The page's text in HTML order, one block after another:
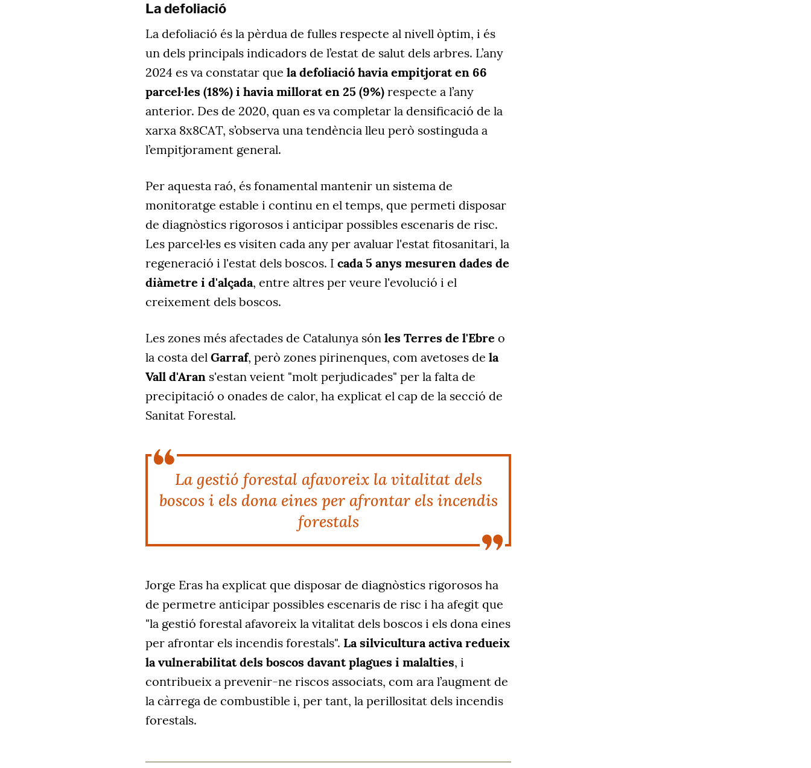
La defoliació
La defoliació és la pèrdua de fulles respecte al nivell òptim, i és
un dels principals indicadors de l’estat de salut dels arbres. L’any
2024 es va constatar que la defoliació havia empitjorat en 66
parcel·les (18%) i havia millorat en 25 (9%) respecte a l’any
anterior. Des de 2020, quan es va completar la densificació de la
xarxa 8x8CAT, s’observa una tendència lleu però sostinguda a
l’empitjorament general.
Per aquesta raó, és fonamental mantenir un sistema de
monitoratge estable i continu en el temps, que permeti disposar
de diagnòstics rigorosos i anticipar possibles escenaris de risc.
Les parcel·les es visiten cada any per avaluar l'estat fitosanitari, la
regeneració i l'estat dels boscos. I cada 5 anys mesuren dades de
diàmetre i d'alçada, entre altres per veure l'evolució i el
creixement dels boscos.
Les zones més afectades de Catalunya són les Terres de l'Ebre o
la costa del Garraf, però zones pirinenques, com avetoses de la
Vall d'Aran s'estan veient "molt perjudicades" per la falta de
precipitació o onades de calor, ha explicat el cap de la secció de
Sanitat Forestal.
La gestió forestal afavoreix la vitalitat dels
boscos i els dona eines per afrontar els incendis
forestals
Jorge Eras ha explicat que disposar de diagnòstics rigorosos ha
de permetre anticipar possibles escenaris de risc i ha afegit que
"la gestió forestal afavoreix la vitalitat dels boscos i els dona eines
per afrontar els incendis forestals". La silvicultura activa redueix
la vulnerabilitat dels boscos davant plagues i malalties, i
contribueix a prevenir-ne riscos associats, com ara l’augment de
la càrrega de combustible i, per tant, la perillositat dels incendis
forestals.